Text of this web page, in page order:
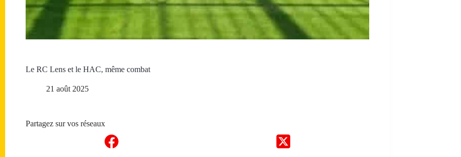
Le RC Lens et le HAC, même combat
21 août 2025
Partagez sur vos réseaux